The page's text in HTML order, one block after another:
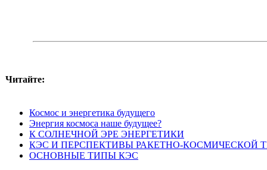
Читайте:
Космос и энергетика будущего
Энергия космоса наше будущее?
К СОЛНЕЧНОЙ ЭРЕ ЭНЕРГЕТИКИ
КЭС И ПЕРСПЕКТИВЫ РАКЕТНО-КОСМИЧЕСКОЙ
ОСНОВНЫЕ ТИПЫ КЭС